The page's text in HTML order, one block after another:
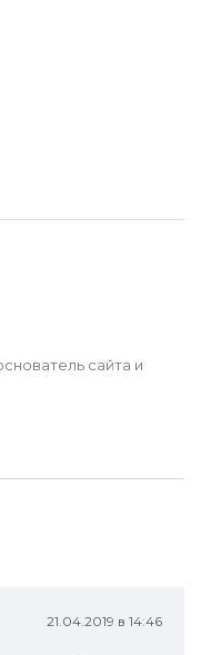
сайта и
21.04.2019 в 14:46